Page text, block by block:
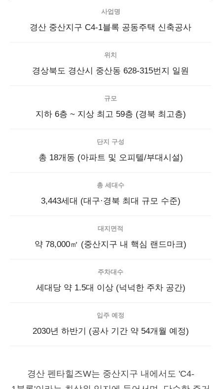
사업명
경산 중산지구 C4-1블록 공동주택 신축공사
위치
경상북도 경산시 중산동 628-315번지 일원
규모
지하 6층 ~ 지상 최고 59층 (경북 최고층)
단지 구성
총 18개동 (아파트 및 오피텔/부대시설)
총 세대수
3,443세대 (대구·경북 최대 규모 수준)
대지면적
약 78,000㎡ (중산지구 내 핵심 랜드마크)
주차대수
세대당 약 1.5대 이상 (넉넉한 주차 공간)
입주 예정
2030년 하반기 (공사 기간 약 54개월 예정)
경산 펜타힐즈W는 중산지구 내에서도 'C4-